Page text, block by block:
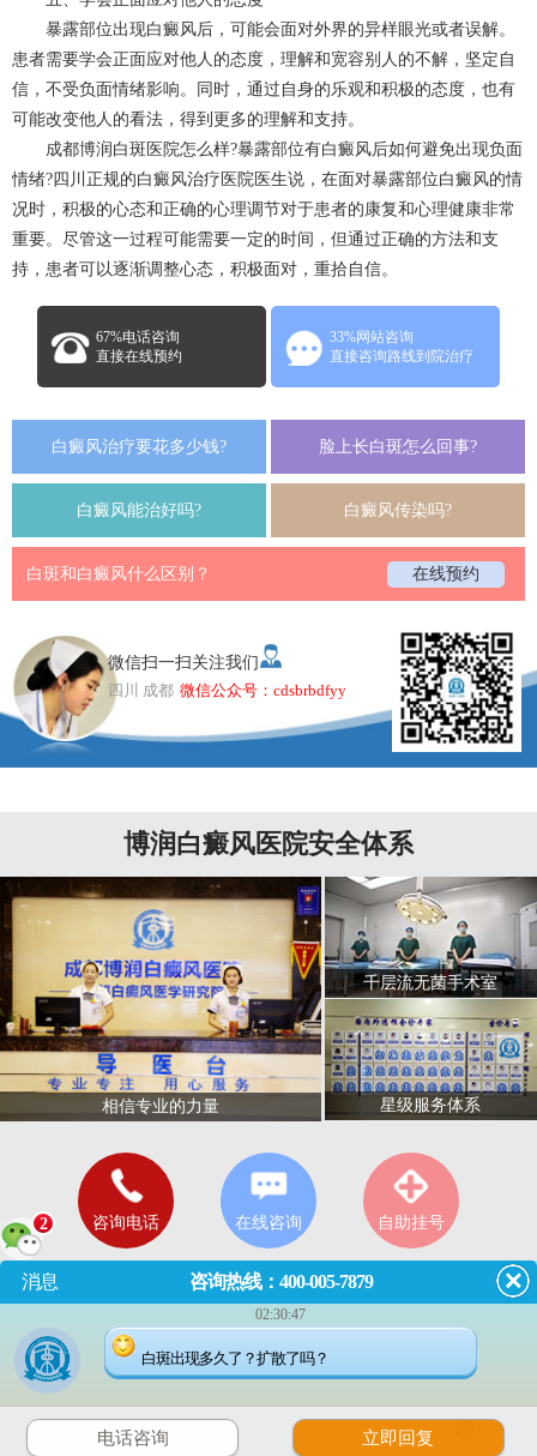
暴露部位出现白癜风后，可能会面对外界的异样眼光或者误解。
患者需要学会正面应对他人的态度，理解和宽容别人的不解，坚定自
信，不受负面情绪影响。同时，通过自身的乐观和积极的态度，也有
可能改变他人的看法，得到更多的理解和支持。
成都博润白斑医院怎么样?暴露部位有白癜风后如何避免出现负面
情绪?四川正规的白癜风治疗 医院医生说，在面对暴露部位白癜风的情
况时，积极的心态和正确的心理调节对于患者的康复和心理健康非常
重要。尽管这一过程可能需要一定的时间，但通过正确的方法和支
持，患者可以逐渐调整心态，积极面对，重拾自信。
67%电话咨询
直接在线预约
33%网站咨询
直接咨询路线到院治疗
白癜风治疗要花多少钱? 脸上长白斑怎么回事?
白癜风能治好吗? 白癜风传染吗?
白斑和白癜风什么区别？ 在线预约
微信扫一扫关注我们
四川 成都 微信公众号：cdsbrbdfyy
博润白癜风医院安全体系
相信专业的力量
千层流无菌手术室
星级服务体系
咨询电话 在线咨询 自助挂号
门诊（节假日无休息）8:00—18:00
成都市武侯区红牌楼佳灵路6
号
川公网安备 51010702001462号
2
消息 咨询热线：400-005-7879
02:30:47
白斑出现多久了？扩散了吗？
电话咨询 立即回复